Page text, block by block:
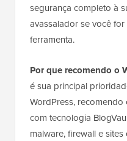
segurança completo à
avassalador se você
ferramenta.
Por que recomendo o
é sua principal
WordPress,
com tecnologia
malware, firewall e